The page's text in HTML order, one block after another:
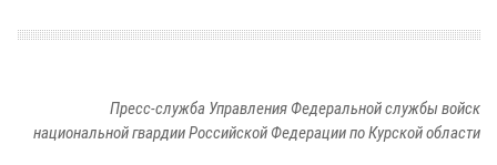
Пресс-служба Управления Федеральной службы войск
национальной гвардии Российской Федерации по Курской области